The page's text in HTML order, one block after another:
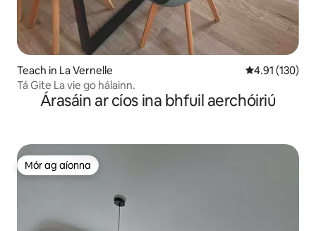
Teach in La Vernelle Meánrátáil
4.91 (130)
Tá Gite La vie go hálainn.
Árasáin ar cíos ina bhfuil aerchóiriú
Mór ag aíonna
Mór ag aíonna